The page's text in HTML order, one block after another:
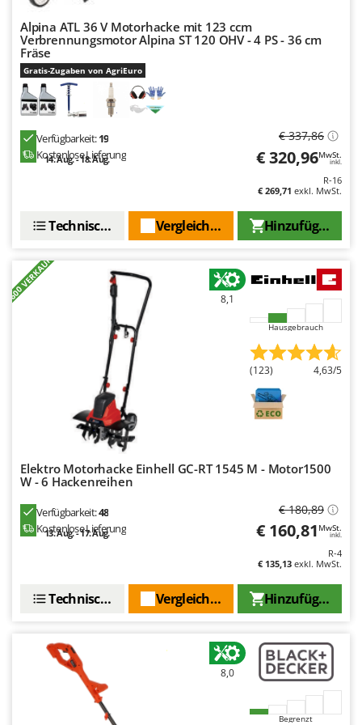
Makita
MAMMAMIA
Marcato
Marina Systems
Master
Mastercook
McCulloch
Mille
Mockmill
More than chef
New O.M.R.A.
Nilfisk
Novatec
Novital
NuovaFac
Oliviero
Alpina ATL 36 V Motorhacke mit 123 ccm
Verbrennungsmotor Alpina ST 120 OHV - 4 PS - 36 cm
Fräse
Gratis-Zugaben von AgriEuro
Verfügbarkeit:19
Kostenlose Lieferung
14. Aug. - 18. Aug.
€ 337,86
€ 320,96MwSt.
inkl.
R-16
€ 269,71 exkl. MwSt.
Hinzufügen
Vergleichen Sie
Technische Daten
+600 VERKAUFT 8,1
Hausgebrauch
(123) 4,63/5
Elektro Motorhacke Einhell GC-RT 1545 M - Motor1500
W - 6 Hackenreihen
Verfügbarkeit:48
Kostenlose Lieferung
13. Aug. - 17. Aug.
€ 180,89
€ 160,81 MwSt.
inkl.
R-4
€ 135,13 exkl. MwSt.
Hinzufügen
Vergleichen Sie
Technische Daten
8,0
Begrenzt